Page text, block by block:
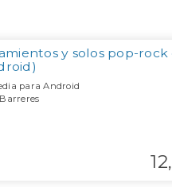
y solos pop-rock
para Android
12,